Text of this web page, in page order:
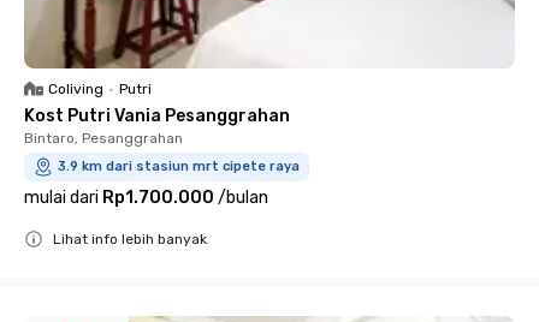
Coliving • Putri
Kost Putri Vania Pesanggrahan
Bintaro, Pesanggrahan
3.9 km dari stasiun mrt cipete raya
mulai dari Rp1.700.000 /bulan
Lihat info lebih banyak